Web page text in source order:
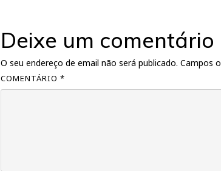
Deixe um comentário
O seu endereço de email não será publicado. Campos
COMENTÁRIO*